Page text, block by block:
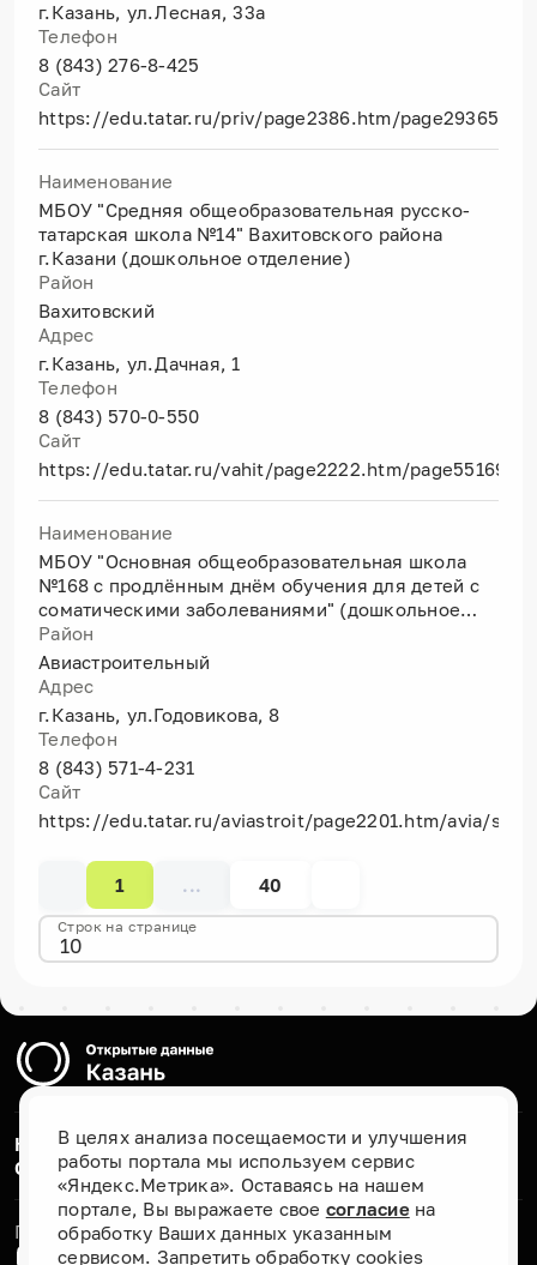
г.Казань, ул.Лесная, 33а
Телефон
8 (843) 276-8-425
Сайт
https://edu.tatar.ru/priv/page2386.htm/
Наименование
МБОУ "Средняя общеобразовательная русско-
татарская школа №14" Вахитовского района
г.Казани (дошкольное отделение)
Район
Вахитовский
Адрес
г.Казань, ул.Дачная, 1
Телефон
8 (843) 570-0-550
Сайт
https://edu.tatar.ru/vahit/page2222.htm/
Наименование
МБОУ "Основная общеобразовательная школа
№168 с продлённым днём обучения для детей с
соматическими заболеваниями" (дошкольное
отделение)
Район
Авиастроительный
Адрес
г.Казань, ул.Годовикова, 8
Телефон
8 (843) 571-4-231
Сайт
https://edu.tatar.ru/aviastroit/page2201.htm/avia/
1 ... 40
Строк на странице
10
Каталог наборов данных
О проекте
Присоединяйтесь к нам
В целях анализа посещаемости и улучшения
работы портала мы используем сервис
«Яндекс.Метрика». Оставаясь на нашем
портале, Вы выражаете свое согласиена
обработку Ваших данных указанным
сервисом. Запретить обработку cookies